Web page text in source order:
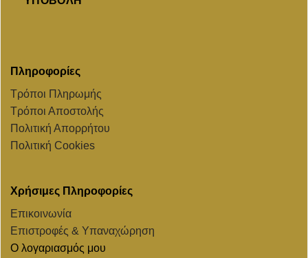
Πληροφορίες
Τρόποι Πληρωμής
Τρόποι Αποστολής
Πολιτική Απορρήτου
Πολιτική Cookies
Χρήσιμες Πληροφορίες
Επικοινωνία
Επιστροφές & Υπαναχώρηση
Ο λογαριασμός μου